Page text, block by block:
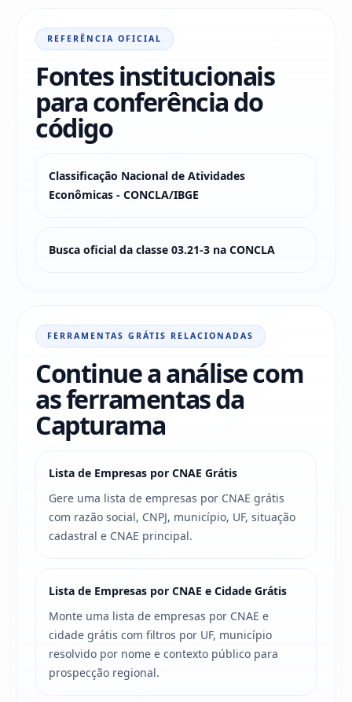
REFERÊNCIA OFICIAL
Fontes institucionais
para conferência do
código
Classificação Nacional de Atividades
Econômicas - CONCLA/IBGE
Busca oficial da classe 03.21-3 na CONCLA
FERRAMENTAS GRÁTIS RELACIONADAS
Continue a análise com
as ferramentas da
Capturama
Lista de Empresas por CNAE Grátis
Gere uma lista de empresas por CNAE grátis
com razão social, CNPJ, município, UF, situação
cadastral e CNAE principal.
Lista de Empresas por CNAE e Cidade Grátis
Monte uma lista de empresas por CNAE e
cidade grátis com filtros por UF, município
resolvido por nome e contexto público para
prospecção regional.